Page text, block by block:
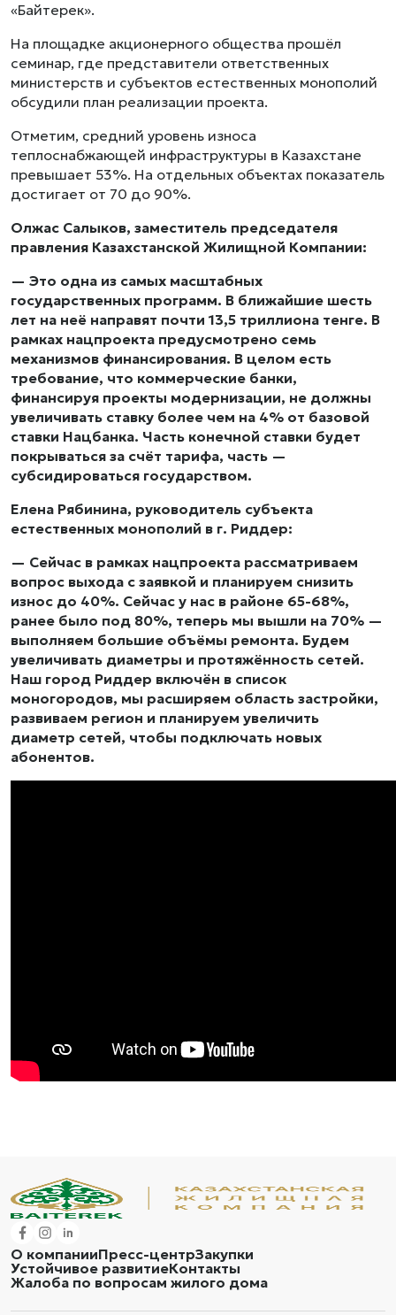
«Байтерек».
На площадке акционерного общества прошёл
семинар, где представители ответственных
министерств и субъектов естественных монополий
обсудили план реализации проекта.
Отметим, средний уровень износа
теплоснабжающей инфраструктуры в Казахстане
превышает 53%. На отдельных объектах показатель
достигает от 70 до 90%.
Олжас Салыков, заместитель председателя
правления Казахстанской Жилищной Компании:
— Это одна из самых масштабных
государственных программ. В ближайшие шесть
лет на неё направят почти 13,5 триллиона тенге. В
рамках нацпроекта предусмотрено семь
механизмов финансирования. В целом есть
требование, что коммерческие банки,
финансируя проекты модернизации, не должны
увеличивать ставку более чем на 4% от базовой
ставки Нацбанка. Часть конечной ставки будет
покрываться за счёт тарифа, часть —
субсидироваться государством.
Елена Рябинина, руководитель субъекта
естественных монополий в г. Риддер:
— Сейчас в рамках нацпроекта рассматриваем
вопрос выхода с заявкой и планируем снизить
износ до 40%. Сейчас у нас в районе 65-68%,
ранее было под 80%, теперь мы вышли на 70% —
выполняем большие объёмы ремонта. Будем
увеличивать диаметры и протяжённость сетей.
Наш город Риддер включён в список
моногородов, мы расширяем область застройки,
развиваем регион и планируем увеличить
диаметр сетей, чтобы подключать новых
абонентов.
О компанииПресс-центрЗакупки
Устойчивое развитиеКонтакты
Жалоба по вопросам жилого дома